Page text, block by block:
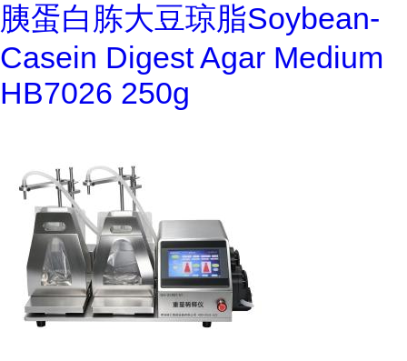
胰蛋白胨大豆琼脂Soybean-
Casein Digest Agar Medium
HB7026 250g